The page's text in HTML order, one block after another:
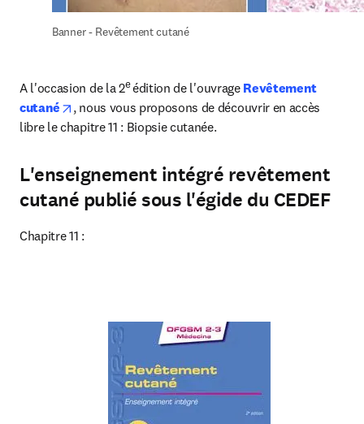
Banner - Revêtement cutané
A l'occasion de la 2e édition de l'ouvrage Revêtement
cutané
opens in new tab/window
, nous vous proposons de découvrir en accès
libre le chapitre 11 : Biopsie cutanée.
L'enseignement intégré revêtement
cutané publié sous l'égide du CEDEF
Chapitre 11 :